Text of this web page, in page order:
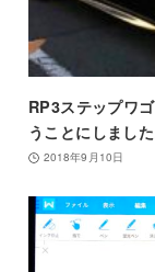
RP3ステップワ
うことにしました
2018年9月10日